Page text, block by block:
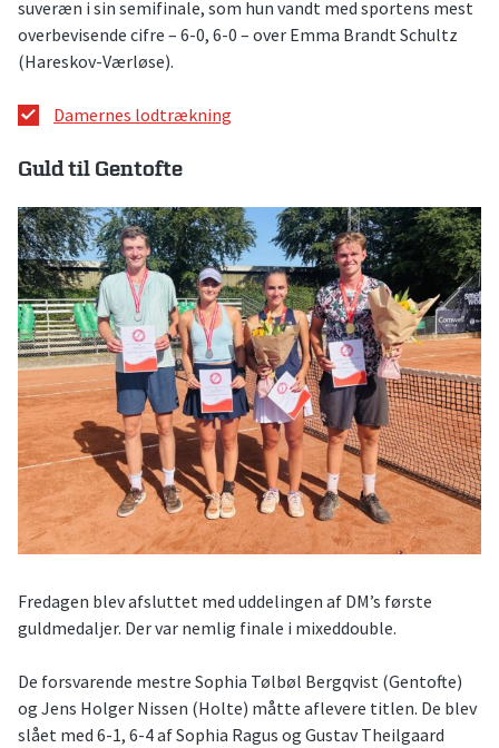
suveræn i sin semifinale, som hun vandt med sportens mest
overbevisende cifre – 6-0, 6-0 – over Emma Brandt Schultz
(Hareskov-Værløse).
Damernes lodtrækning
Guld til Gentofte
Fredagen blev afsluttet med uddelingen af DM’s første
guldmedaljer. Der var nemlig finale i mixeddouble.
De forsvarende mestre Sophia Tølbøl Bergqvist (Gentofte)
og Jens Holger Nissen (Holte) måtte aflevere titlen. De blev
slået med 6-1, 6-4 af Sophia Ragus og Gustav Theilgaard